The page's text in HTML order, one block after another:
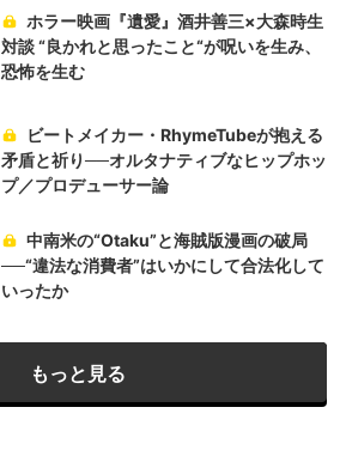
ホラー映画『遺愛』酒井善三×大森時生
対談 “良かれと思ったこと“が呪いを生み、
恐怖を生む
ビートメイカー・RhymeTubeが抱える
矛盾と祈り──オルタナティブなヒップホッ
プ／プロデューサー論
中南米の“Otaku”と海賊版漫画の破局
──“違法な消費者”はいかにして合法化して
いったか
もっと見る